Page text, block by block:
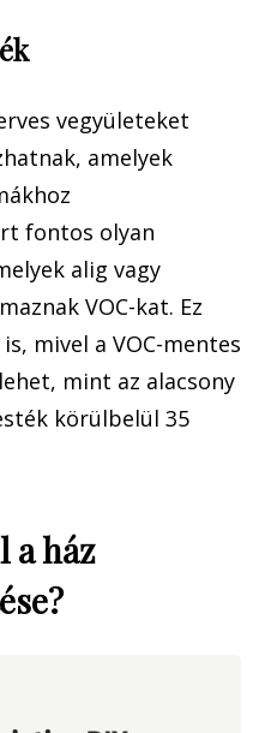
vegyületeket
amelyek
fontos olyan
alig vagy
VOC-kat. Ez
mivel a VOC-mentes
mint az alacsony
körülbelül 35
a ház